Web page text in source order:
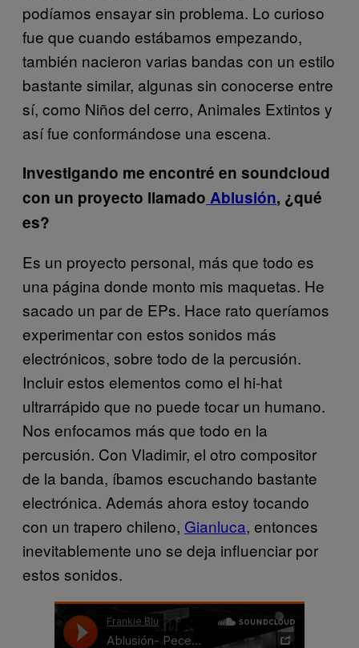
podíamos ensayar sin problema. Lo curioso
fue que cuando estábamos empezando,
también nacieron varias bandas con un estilo
bastante similar, algunas sin conocerse entre
sí, como Niños del cerro, Animales Extintos y
así fue conformándose una escena.
Investigando me encontré en soundcloud
con un proyecto llamado Ablusión, ¿qué
es?
Es un proyecto personal, más que todo es
una página donde monto mis maquetas. He
sacado un par de EPs. Hace rato queríamos
experimentar con estos sonidos más
electrónicos, sobre todo de la percusión.
Incluir estos elementos como el hi-hat
ultrarrápido que no puede tocar un humano.
Nos enfocamos más que todo en la
percusión. Con Vladimir, el otro compositor
de la banda, íbamos escuchando bastante
electrónica. Además ahora estoy tocando
con un trapero chileno, Gianluca, entonces
inevitablemente uno se deja influenciar por
estos sonidos.